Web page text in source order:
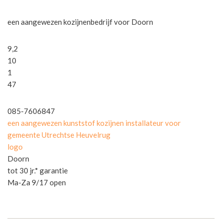
een aangewezen kozijnenbedrijf voor Doorn
9,2
10
1
47
085-7606847
een aangewezen kunststof kozijnen installateur voor
gemeente Utrechtse Heuvelrug
logo
Doorn
tot 30 jr.* garantie
Ma-Za 9/17 open